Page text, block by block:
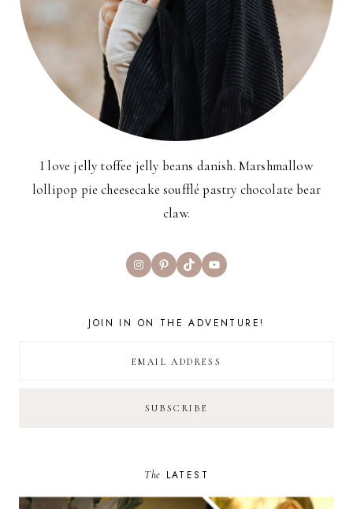
I love jelly toffee jelly beans danish. Marshmallow
lollipop pie cheesecake soufflé pastry chocolate bear
claw.
InstagramPinterest
TikTokYouTube
JOIN IN ON THE ADVENTURE!
The LATEST